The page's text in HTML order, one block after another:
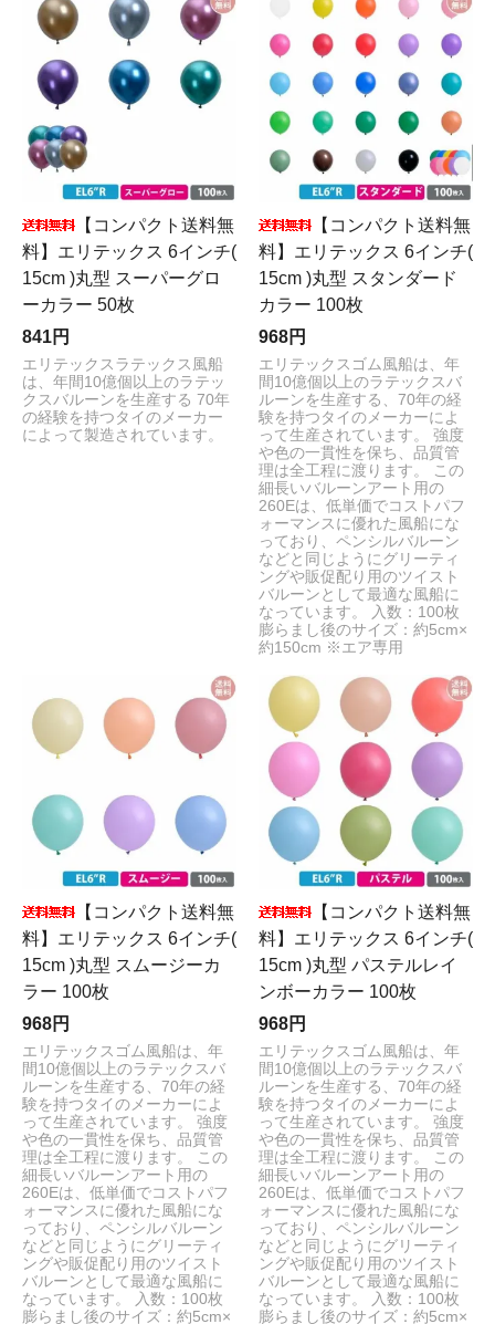
【コンパクト送料無
料】エリテックス 6インチ(
15cm )丸型 スーパーグロ
ーカラー 50枚
841円
エリテックスラテックス風船
は、年間10億個以上のラテッ
クスバルーンを生産する 70年
の経験を持つタイのメーカー
によって製造されています。
【コンパクト送料無
料】エリテックス 6インチ(
15cm )丸型 スタンダード
カラー 100枚
968円
エリテックスゴム風船は、年
間10億個以上のラテックスバ
ルーンを生産する、70年の経
験を持つタイのメーカーによ
って生産されています。 強度
や色の一貫性を保ち、品質管
理は全工程に渡ります。 この
細長いバルーンアート用の
260Eは、低単価でコストパフ
ォーマンスに優れた風船にな
っており、ペンシルバルーン
などと同じようにグリーティ
ングや販促配り用のツイスト
バルーンとして最適な風船に
なっています。 入数：100枚
膨らまし後のサイズ：約5cm×
約150cm ※エア専用
【コンパクト送料無
料】エリテックス 6インチ(
15cm )丸型 スムージーカ
ラー 100枚
968円
エリテックスゴム風船は、年
間10億個以上のラテックスバ
ルーンを生産する、70年の経
験を持つタイのメーカーによ
って生産されています。 強度
や色の一貫性を保ち、品質管
理は全工程に渡ります。 この
細長いバルーンアート用の
260Eは、低単価でコストパフ
ォーマンスに優れた風船にな
っており、ペンシルバルーン
などと同じようにグリーティ
ングや販促配り用のツイスト
バルーンとして最適な風船に
なっています。 入数：100枚
膨らまし後のサイズ：約5cm×
【コンパクト送料無
料】エリテックス 6インチ(
15cm )丸型 パステルレイ
ンボーカラー 100枚
968円
エリテックスゴム風船は、年
間10億個以上のラテックスバ
ルーンを生産する、70年の経
験を持つタイのメーカーによ
って生産されています。 強度
や色の一貫性を保ち、品質管
理は全工程に渡ります。 この
細長いバルーンアート用の
260Eは、低単価でコストパフ
ォーマンスに優れた風船にな
っており、ペンシルバルーン
などと同じようにグリーティ
ングや販促配り用のツイスト
バルーンとして最適な風船に
なっています。 入数：100枚
膨らまし後のサイズ：約5cm×